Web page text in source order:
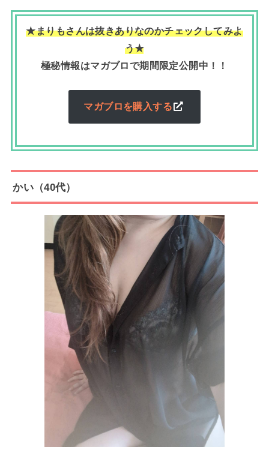
★まりもさんは抜きありなのかチェックしてみよ
う★
極秘情報はマガブロで期間限定公開中！！
マガブロを購入する
かい（40代）